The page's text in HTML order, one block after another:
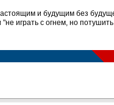
и будущим без
играть с огнем, но